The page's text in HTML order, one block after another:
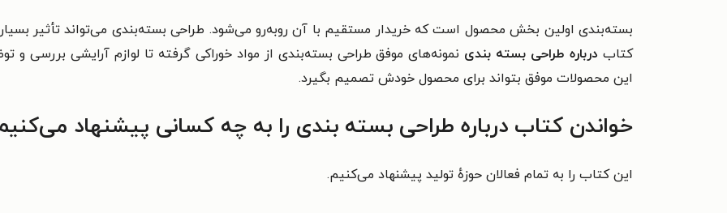
بسته‌بندی اولین بخش محصول است که خریدار مستقیم با آن روبه‌رو می‌شود. طراحی بسته‌بندی می‌تواند تأثیر
کتاب درباره طراحی بسته بندی نمونه‌های موفق طراحی بسته‌بندی از مواد خوراکی گرفته تا لوازم آرایشی بررسی و
این محصولات موفق بتواند برای محصول خودش تصمیم بگیرد.
خواندن کتاب درباره طراحی بسته بندی را به چه کسانی پیشنهاد
این کتاب را به تمام فعالان حوزهٔ تولید پیشنهاد می‌کنیم.